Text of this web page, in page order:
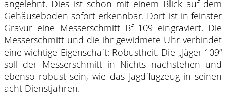
angelehnt. Dies ist schon mit einem Blick auf dem
Gehäuseboden sofort erkennbar. Dort ist in feinster
Gravur eine Messerschmitt Bf 109 eingraviert. Die
Messerschmitt und die ihr gewidmete Uhr verbindet
eine wichtige Eigenschaft: Robustheit. Die „Jäger 109“
soll der Messerschmitt in Nichts nachstehen und
ebenso robust sein, wie das Jagdflugzeug in seinen
acht Dienstjahren.